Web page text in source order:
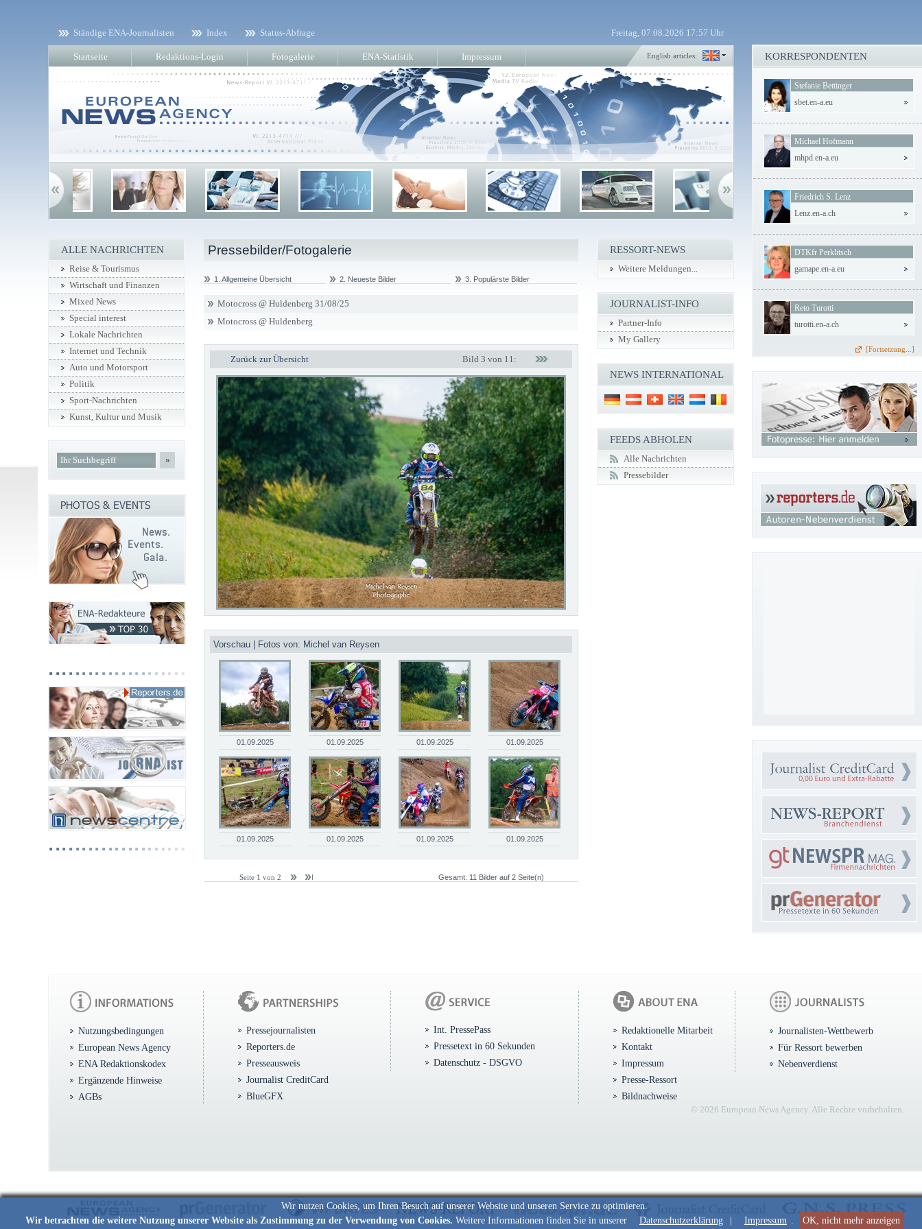
Wir nutzen Cookies, um Ihren Besuch auf unserer Website und unseren Service zu optimieren.
Wir betrachten die weitere Nutzung unserer Website als Zustimmung zu der Verwendung von Cookies. Weitere Informationen finden Sie in unserer Datenschutzerklärung Impressum . OK, nicht mehr anzeigen
Ständige ENA-Journalisten Index Status-Abfrage Freitag, 07.08.2026 17:57 Uhr
Startseite Redaktions-Login Fotogalerie ENA-Statistik Impressum English articles:
Pressebilder/Fotogalerie
1. Allgemeine Übersicht 2. Neueste Bilder 3. Populärste Bilder
Motocross @ Huldenberg 31/08/25
Motocross @ Huldenberg
Zurück zur Übersicht Bild 3 von 11:
Vorschau | Fotos von: Michel van Reysen
01.09.2025 01.09.2025 01.09.2025 01.09.2025
01.09.2025 01.09.2025 01.09.2025 01.09.2025
Seite 1 von 2 Gesamt: 11 Bilder auf 2 Seite(n)
ALLE NACHRICHTEN
Reise & Tourismus
Wirtschaft und Finanzen
Mixed News
Special interest
Lokale Nachrichten
Internet und Technik
Auto und Motorsport
Politik
Sport-Nachrichten
Kunst, Kultur und Musik
»
RESSORT-NEWS
Weitere Meldungen...
JOURNALIST-INFO
Partner-Info
My Gallery
NEWS INTERNATIONAL
FEEDS ABHOLEN
Alle Nachrichten
Pressebilder
KORRESPONDENTEN
Stefanie Bettinger
sbet.en-a.eu
Michael Hofmann
mhpd.en-a.eu
Friedrich S. Lenz
Lenz.en-a.ch
DTKfr Perklitsch
gamape.en-a.eu
Reto Turotti
turotti.en-a.ch
[Fortsetzung...]
Nutzungsbedingungen
European News Agency
ENA Redaktionskodex
Ergänzende Hinweise
AGBs
Pressejournalisten
Reporters.de
Presseausweis
Journalist CreditCard
BlueGFX
Int. PressePass
Pressetext in 60 Sekunden
Datenschutz - DSGVO
Redaktionelle Mitarbeit
Kontakt
Impressum
Presse-Ressort
Bildnachweise
Journalisten-Wettbewerb
Für Ressort bewerben
Nebenverdienst
© 2026 European News Agency. Alle Rechte vorbehalten.